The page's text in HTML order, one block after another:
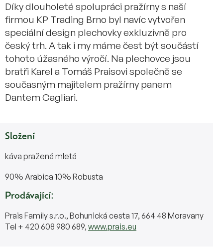
Díky dlouholeté spolupráci pražírny s naší
firmou KP Trading Brno byl navíc vytvořen
speciální design plechovky exkluzivně pro
český trh. A tak i my máme čest být součástí
tohoto úžasného výročí. Na plechovce jsou
bratři Karel a Tomáš Praisovi společně se
současným majitelem pražírny panem
Dantem Cagliari.
Složení
káva pražená mletá
90% Arabica 10% Robusta
Prodávající:
Prais Family s.r.o., Bohunická cesta 17, 664 48 Moravany
Tel + 420 608 980 689, www.prais.eu